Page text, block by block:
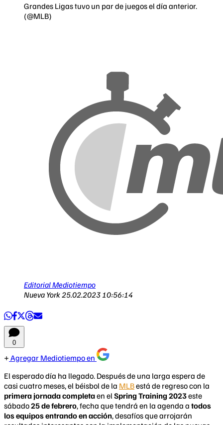
Grandes Ligas tuvo un par de juegos el día anterior.
(@MLB)
Editorial Mediotiempo
Nueva York25.02.2023 10:56:14
0
Agregar Mediotiempo en
El esperado día ha llegado. Después de una larga espera de
casi cuatro meses, el béisbol de la MLBestá de regreso con la
primera jornada completaen el Spring Training 2023este
sábado25 de febrero, fecha que tendrá en la agenda a todos
los equipos entrando en acción, desafíos que arrojarán